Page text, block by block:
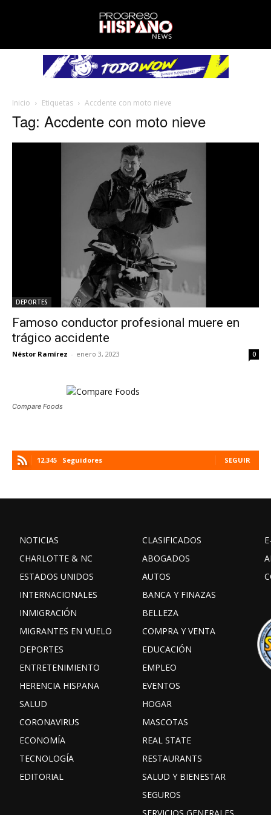
Inicio Etiquetas Accdente con moto nieve
Tag: Accdente con moto nieve
DEPORTES
Famoso conductor profesional muere en
trágico accidente
Néstor Ramírez - enero 3, 2023 0
Compare Foods
12,345 Seguidores SEGUIR
NOTICIAS
CHARLOTTE & NC
ESTADOS UNIDOS
INTERNACIONALES
INMIGRACIÓN
MIGRANTES EN VUELO
DEPORTES
ENTRETENIMIENTO
HERENCIA HISPANA
SALUD
CORONAVIRUS
ECONOMÍA
TECNOLOGÍA
EDITORIAL
CLASIFICADOS
ABOGADOS
AUTOS
BANCA Y FINAZAS
BELLEZA
COMPRA Y VENTA
EDUCACIÓN
EMPLEO
EVENTOS
HOGAR
MASCOTAS
REAL STATE
RESTAURANTS
SALUD Y BIENESTAR
SEGUROS